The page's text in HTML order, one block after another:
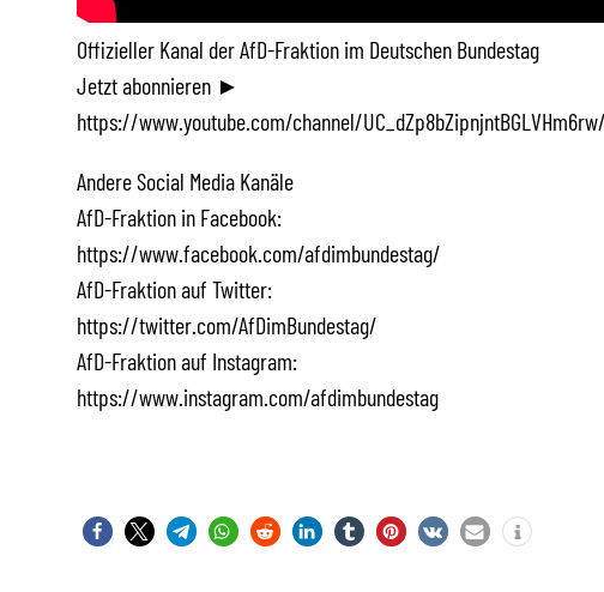
Offizieller Kanal der AfD-Fraktion im Deutschen Bundestag
Jetzt abonnieren ►
https://www.youtube.com/channel/
Andere Social Media Kanäle
AfD-Fraktion in Facebook:
https://www.facebook.com/afdimbundestag/
AfD-Fraktion auf Twitter:
https://twitter.com/AfDimBundestag/
AfD-Fraktion auf Instagram:
https://www.instagram.com/afdimbundestag